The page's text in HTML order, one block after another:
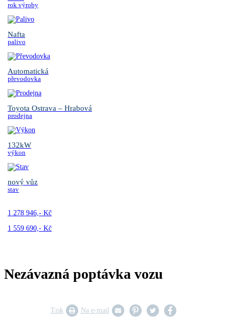
rok výroby
Nafta
palivo
Automatická
převodovka
Toyota Ostrava – Hrabová
prodejna
132kW
výkon
nový vůz
stav
1 278 946,- Kč
1 559 690,- Kč
Nezávazná poptávka vozu
Tisk Na e-mail